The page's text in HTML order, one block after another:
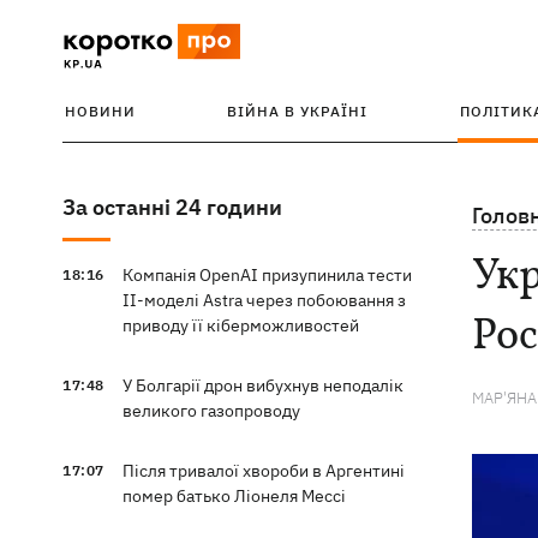
НОВИНИ ВІЙНА В УКРАЇНІ
За останні 24 години
18:16
Компанія OpenAI призупинила тести
ІІ-моделі Astra через побоювання з
приводу її кіберможливостей
17:48
У Болгарії дрон вибухнув неподалік
великого газопроводу
17:07
Після тривалої хвороби в Аргентині
помер батько Ліонеля Мессі